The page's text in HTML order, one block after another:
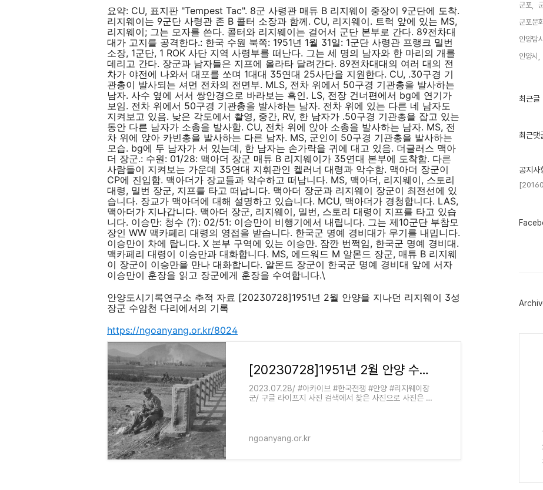
요약: CU, 표지판 "Tempest Tac". 8군 사령관 매튜 B 리지웨이 중장이 9군단에 도착.
리지웨이는 9군단 사령관 존 B 콜터 소장과 함께. CU, 리지웨이. 트럭 앞에 있는 MS,
리지웨이; 그는 모자를 쓴다. 콜터와 리지웨이는 걸어서 군단 본부로 간다. 89전차대
대가 고지를 공격한다.: 한국 수원 북쪽: 1951년 1월 31일: 1군단 사령관 프랭크 밀번
소장, 1군단, 1 ROK 사단 지역 사령부를 떠난다. 그는 세 명의 남자와 한 마리의 개를
데리고 간다. 장군과 남자들은 지프에 올라타 달려간다. 89전차대대의 여러 대의 전
차가 야전에 나와서 대포를 쏘며 1대대 35연대 25사단을 지원한다. CU, .30구경 기
관총이 발사되는 셔먼 전차의 전면부. MLS, 전차 위에서 50구경 기관총을 발사하는
남자. 사수 옆에 서서 쌍안경으로 바라보는 흑인. LS, 전장 건너편에서 bg에 연기가
보임. 전차 위에서 50구경 기관총을 발사하는 남자. 전차 위에 있는 다른 네 남자도
지켜보고 있음. 낮은 각도에서 촬영, 중간, RV, 한 남자가 .50구경 기관총을 잡고 있는
동안 다른 남자가 소총을 발사함. CU, 전차 위에 앉아 소총을 발사하는 남자. MS, 전
차 위에 앉아 카빈총을 발사하는 다른 남자. MS, 군인이 50구경 기관총을 발사하는
모습. bg에 두 남자가 서 있는데, 한 남자는 손가락을 귀에 대고 있음. 더글러스 맥아
더 장군.: 수원: 01/28: 맥아더 장군 매튜 B 리지웨이가 35연대 본부에 도착함. 다른
사람들이 지켜보는 가운데 35연대 지휘관인 켈러너 대령과 악수함. 맥아더 장군이
CP에 진입함. 맥아더가 장교들과 악수하고 떠납니다. MS, 맥아더, 리지웨이, 스토리
대령, 밀번 장군, 지프를 타고 떠납니다. 맥아더 장군과 리지웨이 장군이 최전선에 있
습니다. 장교가 맥아더에 대해 설명하고 있습니다. MCU, 맥아더가 경청합니다. LAS,
맥아더가 지나갑니다. 맥아더 장군, 리지웨이, 밀번, 스토리 대령이 지프를 타고 있습
니다. 이승만: 청수 (?): 02/51: 이승만이 비행기에서 내립니다. 그는 제10군단 부참모
장인 WW 맥카페리 대령의 영접을 받습니다. 한국군 명예 경비대가 무기를 내밉니다.
이승만이 차에 탑니다. X 본부 구역에 있는 이승만. 잠깐 번쩍임, 한국군 명예 경비대.
맥카페리 대령이 이승만과 대화합니다. MS, 에드워드 M 알몬드 장군, 매튜 B 리지웨
이 장군이 이승만을 만나 대화합니다. 알몬드 장군이 한국군 명예 경비대 앞에 서자
이승만이 훈장을 읽고 장군에게 훈장을 수여합니다.\
안양도시기록연구소 추적 자료 [20230728]1951년 2월 안양을 지나던 리지웨이 3성
장군 수암천 다리에서의 기록
https://ngoanyang.or.kr/8024
[20230728]1951년 2월 안양 수암천 다리와 리지웨이 3성 장군
2023.07.28/ #아카이브 #한국전쟁 #안양 #리지웨이장
군/ 구글 라이프지 사진 검색에서 찾은 사진으로 사진은 라
ngoanyang.or.kr
군포,
군포문
안양탐
안양시,
최
인
최근글
최근댓
공지사
페
그